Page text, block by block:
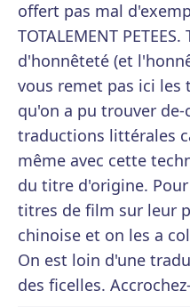
offert pas mal
TOTALEMENT
d'honnêteté (et
vous remet pas ici les
qu'on a pu trouver
traductions littérales
même avec cette
du titre d'origine.
titres de film sur leur
chinoise et on les a
On est loin d'une
des ficelles.